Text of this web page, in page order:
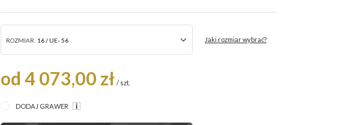
ROZMIAR: 16 / UE- 56 Jaki rozmiar wybrać?
od 4 073,00 zł / szt.
DODAJ GRAWER